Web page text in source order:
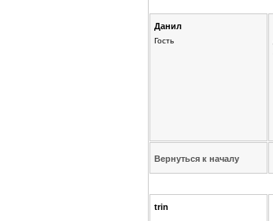
Данил
Гость
Вернуться к началу
trin